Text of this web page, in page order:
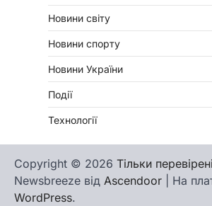
Новини світу
Новини спорту
Новини України
Події
Технології
Copyright © 2026 Тільки перевірені
Newsbreeze від Ascendoor | На
WordPress.